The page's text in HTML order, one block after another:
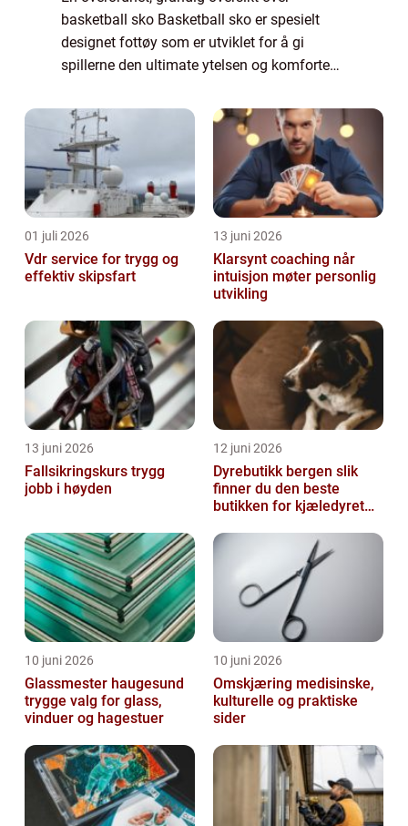
basketball sko Basketball sko er spesielt
designet fottøy som er utviklet for å gi
spillerne den ultimate ytelsen og komforten
av utstyret og spiller en nøkkelrolle i sp...
01 juli 2026
Vdr service for trygg og
effektiv skipsfart
13 juni 2026
Klarsynt coaching når
intuisjon møter personlig
utvikling
13 juni 2026
Fallsikringskurs trygg
jobb i høyden
12 juni 2026
Dyrebutikk bergen slik
finner du den beste
butikken for kjæledyret
10 juni 2026
Glassmester haugesund
trygge valg for glass,
vinduer og hagestuer
10 juni 2026
Omskjæring medisinske,
kulturelle og praktiske
sider